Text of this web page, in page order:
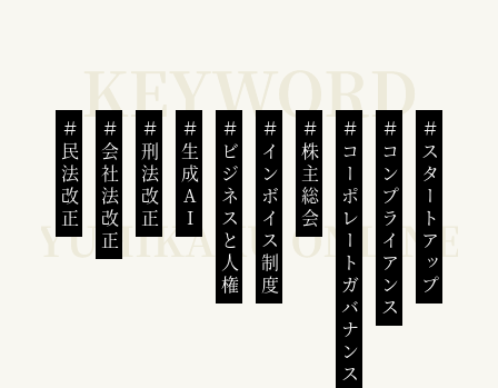
民法改正 会社法改正 刑法改正 生成AI ビジネスと人権インボイス制度 株主総会 コーポレートガバナンスコンプライアンススタートアップ